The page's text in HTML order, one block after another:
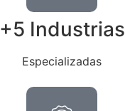
+5 Industrias
Especializadas